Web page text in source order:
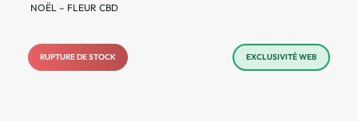
NOËL – FLEUR CBD
EXCLUSIVITÉ WEB
RUPTURE DE STOCK